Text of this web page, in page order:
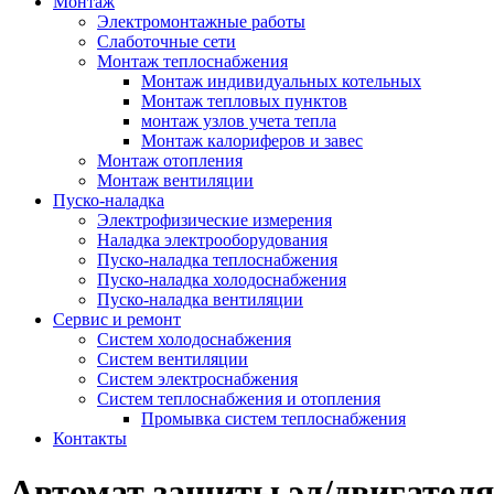
Электромонтажные работы
Слаботочные сети
Монтаж теплоснабжения
Монтаж индивидуальных котельных
Монтаж тепловых пунктов
монтаж узлов учета тепла
Монтаж калориферов и завес
Монтаж отопления
Монтаж вентиляции
Пуско-наладка
Электрофизические измерения
Наладка электрооборудования
Пуско-наладка теплоснабжения
Пуско-наладка холодоснабжения
Пуско-наладка вентиляции
Сервис и ремонт
Систем холодоснабжения
Систем вентиляции
Систем электроснабжения
Систем теплоснабжения и отопления
Промывка систем теплоснабжения
Контакты